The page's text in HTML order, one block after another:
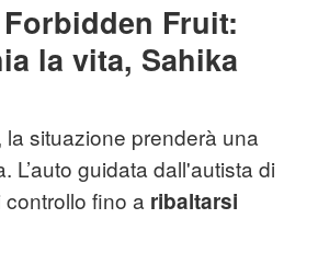
Fruit:
la vita, Sahika
la situazione prenderà una
L’auto guidata dall'autista di
fino a ribaltarsi